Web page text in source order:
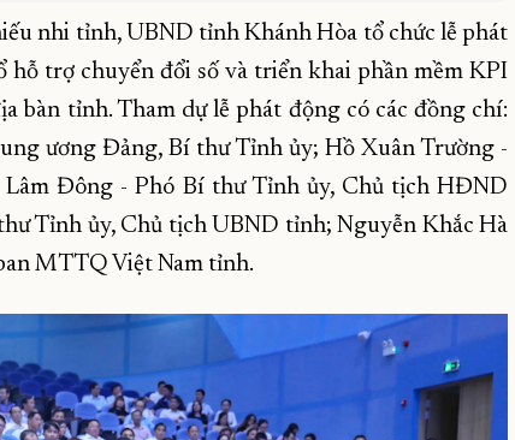
nhi tỉnh, UBND tỉnh Khánh Hòa tổ chức lễ phát
hỗ trợ chuyển đổi số và triển khai phần mềm KPI
bàn tỉnh. Tham dự lễ phát động có các đồng chí:
ương Đảng, Bí thư Tỉnh ủy; Hồ Xuân Trường -
Đông - Phó Bí thư Tỉnh ủy, Chủ tịch HĐND
Tỉnh ủy, Chủ tịch UBND tỉnh; Nguyễn Khắc Hà
MTTQ Việt Nam tỉnh.